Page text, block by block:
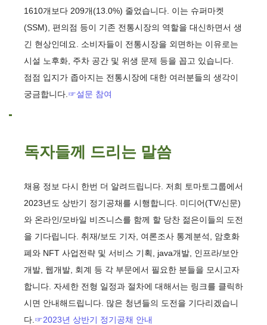
1610개보다 209개(13.0%) 줄었습니다. 이는 슈퍼마켓
(SSM), 편의점 등이 기존 전통시장의 역할을 대신하면서 생
긴 현상인데요. 소비자들이 전통시장을 외면하는 이유로는
시설 노후화, 주차 공간 및 위생 문제 등을 꼽고 있습니다.
점점 입지가 좁아지는 전통시장에 대한 여러분들의 생각이
궁금합니다. ☞설문 참여
독자들께 드리는 말씀
채용 정보 다시 한번 더 알려드립니다. 저희 토마토그룹에서
2023년도 상반기 정기공채를 시행합니다. 미디어(TV/신문)
와 온라인/모바일 비즈니스를 함께 할 당찬 젊은이들의 도전
을 기다립니다. 취재/보도 기자, 여론조사 통계분석, 암호화
폐와 NFT 사업전략 및 서비스 기획, java개발, 인프라/보안
개발, 웹개발, 회계 등 각 부문에서 필요한 분들을 모시고자
합니다. 자세한 전형 일정과 절차에 대해서는 링크를 클릭하
시면 안내해드립니다. 많은 청년들의 도전을 기다리겠습니
다. ☞2023년 상반기 정기공채 안내